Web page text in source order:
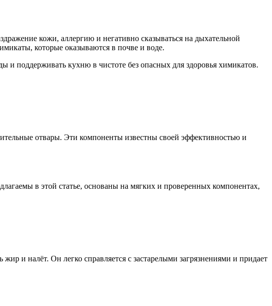
кожи, аллергию и негативно сказываться на дыхательной
которые оказываются в почве и воде.
и поддерживать кухню в чистоте без опасных для здоровья химикатов.
отвары. Эти компоненты известны своей эффективностью и
в этой статье, основаны на мягких и проверенных компонентах,
и налёт. Он легко справляется с застарелыми загрязнениями и придает